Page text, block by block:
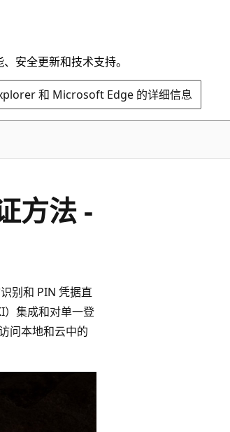
安全更新和技术支持。
和 Microsoft Edge 的详细信息
方法 -
别和 PIN 凭据直
）集成和对单一登
问本地和云中的